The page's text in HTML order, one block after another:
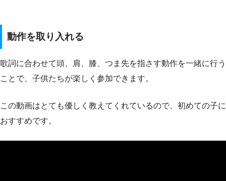
動作を取り入れる
歌詞に合わせて頭、肩、膝、つま先を指さす動作を一緒に行う
ことで、子供たちが楽しく参加できます。
この動画はとても優しく教えてくれているので、初めての子に
おすすめです。